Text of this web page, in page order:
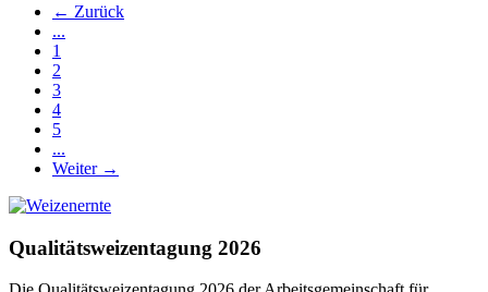
← Zurück
...
1
2
3
4
5
...
Weiter →
Qualitätsweizentagung 2026